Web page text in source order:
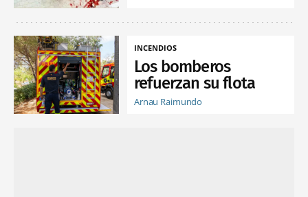
INCENDIOS
Los bomberos
refuerzan su flota
Arnau Raimundo